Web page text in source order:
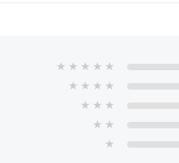
★ ★ ★ ★ ★
★ ★ ★ ★
★ ★ ★
★ ★
★